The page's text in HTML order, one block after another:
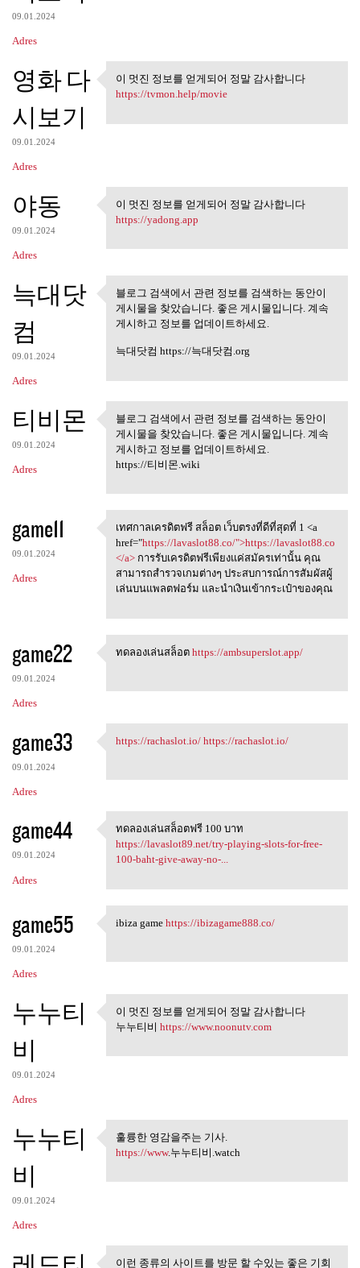
09.01.2024
Adres
영화 다
시보기
09.01.2024
Adres
이 멋진 정보를 얻게되어 정말 감
이 멋진 정보를 얻게되어 정말 감사합니다
https://tvmon.help/movie
야동
09.01.2024
Adres
이 멋진 정보를 얻게되어 정말 감
이 멋진 정보를 얻게되어 정말 감사합니다
https://yadong.app
늑대닷
컴
09.01.2024
Adres
블로그 검색에서 관련 정보를 검
색하는 동안이 게시물을
블로그 검색에서 관련 정보를 검색하는 동안이
게시물을 찾았습니다. 좋은 게시물입니다. 계속
게시하고 정보를 업데이트하세요.
늑대닷컴 https://늑대닷컴.org
티비몬
09.01.2024
Adres
블로그 검색에서 관련 정보를 검
색하는 동안이 게시물을
블로그 검색에서 관련 정보를 검색하는 동안이
게시물을 찾았습니다. 좋은 게시물입니다. 계속
게시하고 정보를 업데이트하세요.
https://티비몬.wiki
game11
09.01.2024
Adres
เทศกาลเครดิตฟรี สล็อต
เทศกาลเครดิตฟรี สล็อต เว็บตรงที่ดีที่สุดที่ 1 <a
href="https://lavaslot88.co/">https://lavaslot88.co
</a>การรับเครดิตฟรีเพียงแค่สมัครเท่านั้น คุณ
สามารถสำรวจเกมต่างๆ ประสบการณ์การสัมผัสผู้
เล่นบนแพลตฟอร์ม และนำเงินเข้ากระเป๋าของคุณ
game22
09.01.2024
Adres
ทดลองเล่นสล็อต https:/
ทดลองเล่นสล็อต https://ambsuperslot.app/
game33
09.01.2024
Adres
https://rachaslot.io/ https:/
https://rachaslot.io/ https://rachaslot.io/
game44
09.01.2024
Adres
ทดลองเล่นสล็อตฟรี 100 บาท
ทดลองเล่นสล็อตฟรี 100 บาท
https://lavaslot89.net/try-playing-slots-for-free-
100-baht-give-away-no-...
game55
09.01.2024
Adres
ibiza game https:/
ibiza game https://ibizagame888.co/
누누티
비
09.01.2024
Adres
이 멋진 정보를 얻게되어 정말 감
이 멋진 정보를 얻게되어 정말 감사합니다
누누티비 https://www.noonutv.com
누누티
비
09.01.2024
Adres
훌륭한 영감을주는 기사.
훌륭한 영감을주는 기사.
https://www.누누티비.watch
이런 종류의 사이트를 방문 할 수있는 좋은 기회